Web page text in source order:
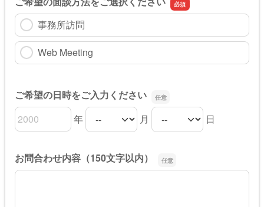
事務所訪問
Web Meeting
ご希望の日時をご入力ください
ご希望の日時をご入力くださいの年
年
ご希望の日時をご入力くださいの月
月
ご希望の日時をご入力くださいの日 日
お問合わせ内容（150文字以内）
お問合わせ内容（150文字以内）